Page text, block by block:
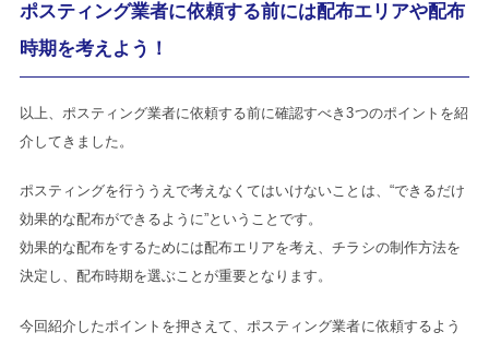
ポスティング業者に依頼する前には配布エリアや配布
時期を考えよう！
以上、ポスティング業者に依頼する前に確認すべき3つのポイントを紹
介してきました。
ポスティングを行ううえで考えなくてはいけないことは、“できるだけ
効果的な配布ができるように”ということです。
効果的な配布をするためには配布エリアを考え、チラシの制作方法を
決定し、配布時期を選ぶことが重要となります。
今回紹介したポイントを押さえて、ポスティング業者に依頼するよう